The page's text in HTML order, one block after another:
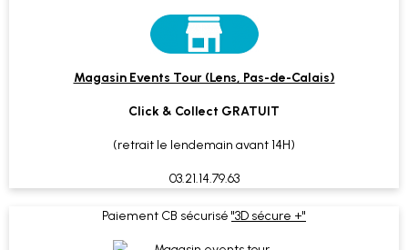
Magasin Events Tour (Lens, Pas-de-Calais)
Click & Collect GRATUIT
(retrait le lendemain avant 14H)
03.21.14.79.63
Paiement CB sécurisé "3D sécure +"